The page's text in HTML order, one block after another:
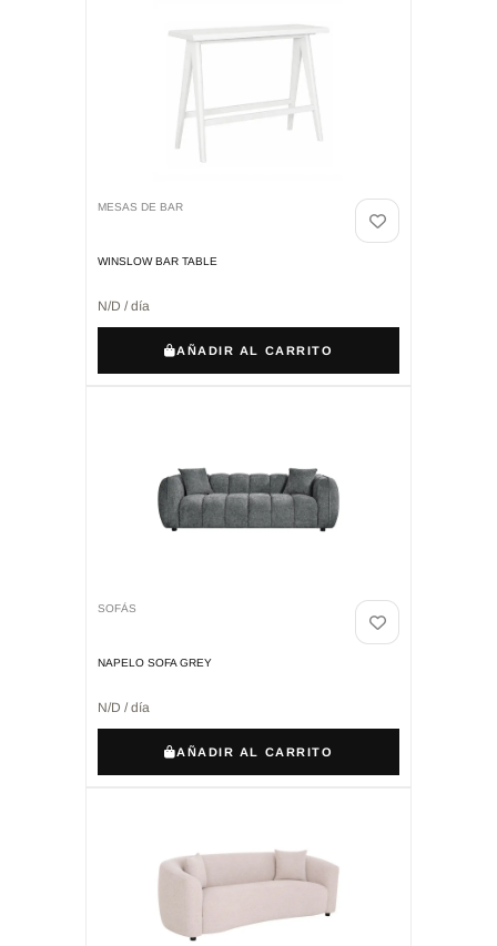
MESAS DE BAR
WINSLOW BAR TABLE
N/D / día
AÑADIR AL CARRITO
SOFÁS
NAPELO SOFA GREY
N/D / día
AÑADIR AL CARRITO